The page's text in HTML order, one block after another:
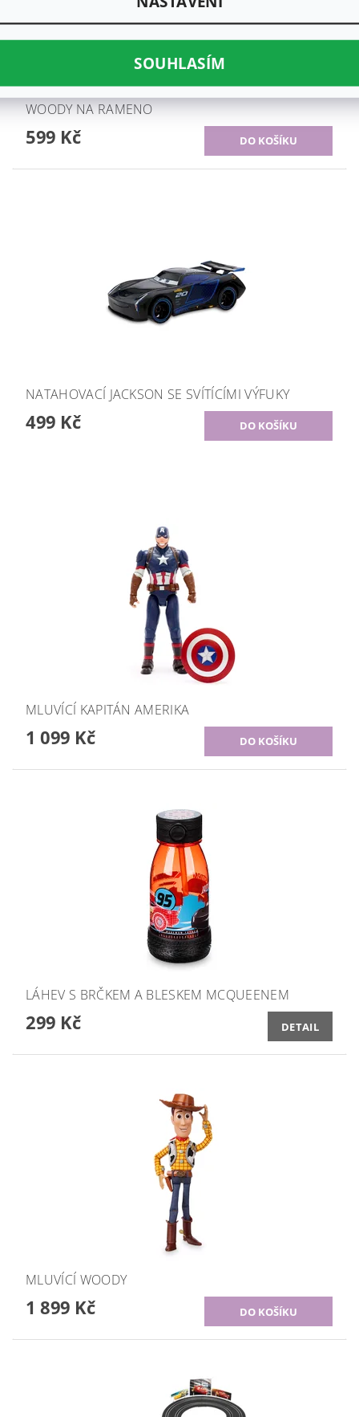
WOODY NA RAMENO
599 Kč
NATAHOVACÍ JACKSON SE SVÍTÍCÍMI VÝFUKY
499 Kč
MLUVÍCÍ KAPITÁN AMERIKA
1 099 Kč
LÁHEV S BRČKEM A BLESKEM MCQUEENEM
299 Kč DETAIL
MLUVÍCÍ WOODY
1 899 Kč
SOUHLASÍM